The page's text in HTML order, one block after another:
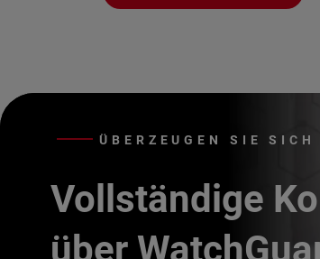
ÜBERZEUGEN SIE SICH
Vollständige
über